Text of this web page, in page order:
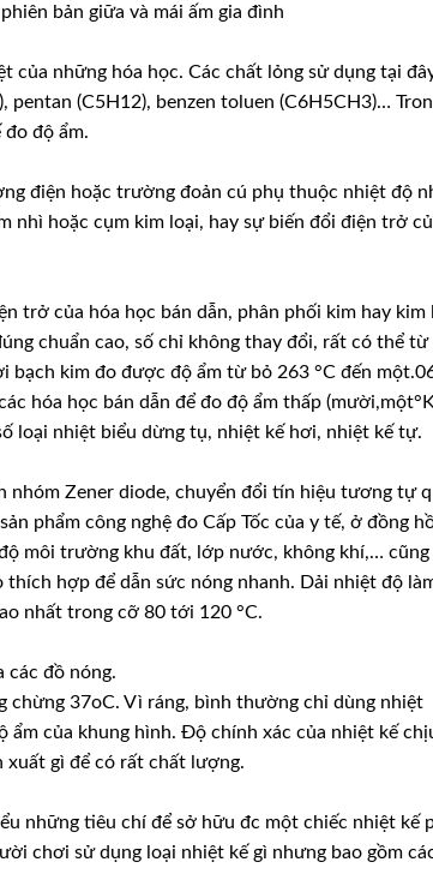
bản giữa và mái ấm gia đình
của những hóa học. Các chất lỏng sử dụng tại
(C5H12), benzen toluen (C6H5CH3)…
độ ẩm.
điện hoặc trường đoản cú phụ thuộc nhiệt độ
nhì hoặc cụm kim loại, hay sự biến đổi điện trở
trở của hóa học bán dẫn, phân phối kim hay kim
chuẩn cao, số chỉ không thay đổi, rất có thể từ
kim đo được độ ẩm từ bỏ 263 °C đến
hóa học bán dẫn để đo độ ẩm thấp
loại nhiệt biểu dừng tụ, nhiệt kế hơi, nhiệt kế tự.
nhóm Zener diode, chuyển đổi tín hiệu tương tự
phẩm công nghệ đo Cấp Tốc của y tế, ở đồng
môi trường khu đất, lớp nước, không khí,… cũng
hợp để dẫn sức nóng nhanh. Dải nhiệt độ
nhất trong cỡ 80 tới 120 °C.
các đồ nóng.
chừng 37oC. Vì ráng, bình thường chỉ dùng nhiệt
ẩm của khung hình. Độ chính xác của nhiệt kế
xuất gì để có rất chất lượng.
những tiêu chí để sở hữu đc một chiếc nhiệt kế
chơi sử dụng loại nhiệt kế gì nhưng bao gồm